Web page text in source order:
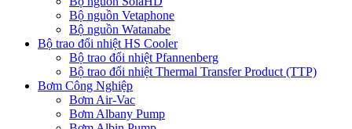
Bộ nguồn Vetaphone
Bộ nguồn Watanabe
Bộ trao đổi nhiệt HS Cooler
Bộ trao đổi nhiệt Pfannenberg
Bộ trao đổi nhiệt Thermal Transfer Product (TTP)
Bơm Công Nghiệp
Bơm Air-Vac
Bơm Albany Pump